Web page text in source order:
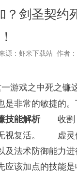
剑圣契约
源：虾米下载站 作者
游戏之中死之镰
非常的敏捷的
能解析收割：
视复活。 虚灵
法术防御能力
该加点的技能是